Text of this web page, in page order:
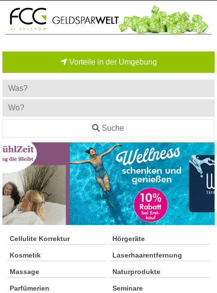
Vorteile in der Umgebung
Suche
Cellulite Korrektur Hörgeräte
Kosmetik Laserhaarentfernung
Massage Naturprodukte
Parfümerien Seminare